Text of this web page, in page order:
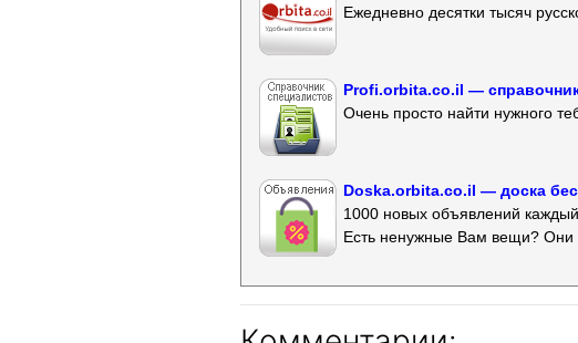
Ежедневно десятки тысяч
Profi.orbita.co.il —
Очень просто найти нужного
Doska.orbita.co.il — доска
1000 новых объявлений
Есть ненужные Вам вещи? Они